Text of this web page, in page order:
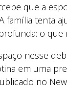
que a
tenta
o
nesse
em uma
no